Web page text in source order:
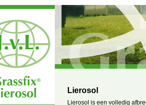
Lierosol
Lierosol is een volledig